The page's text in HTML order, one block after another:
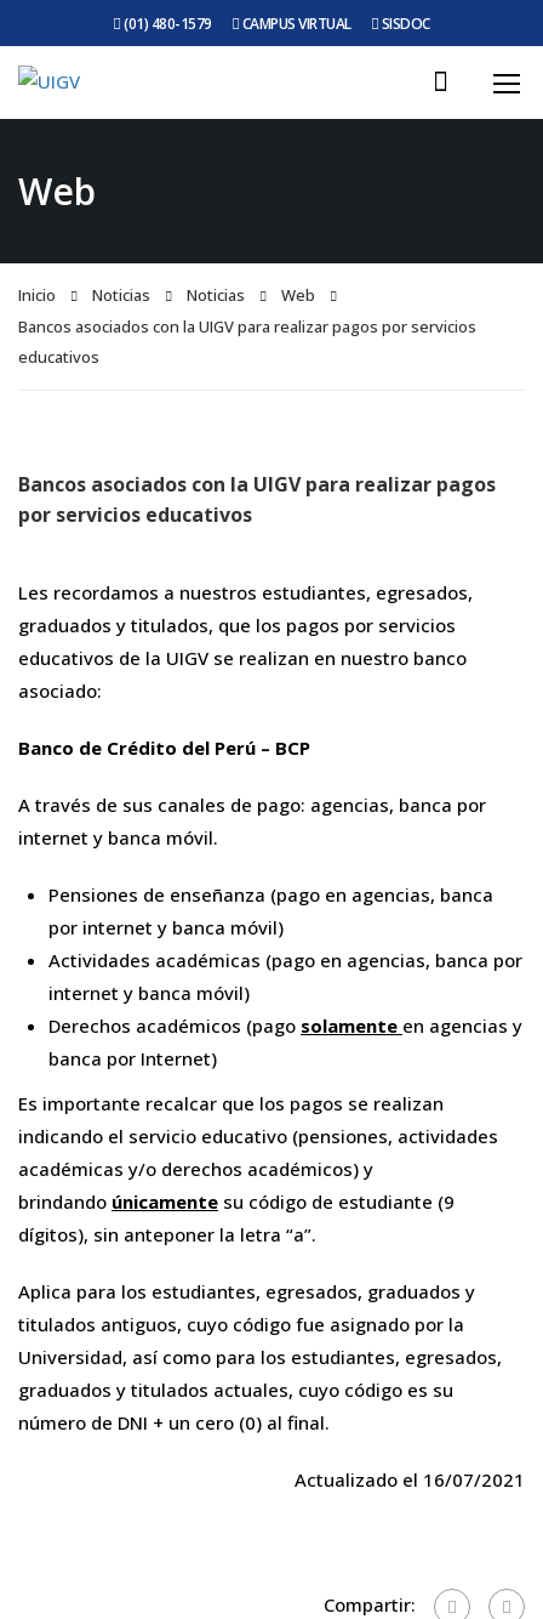
(01) 480-1579 CAMPUS VIRTUAL SISDOC
Web
Inicio Noticias Noticias
Web
Bancos asociados con la UIGV para realizar pagos por servicios
educativos
Bancos asociados con la UIGV para realizar pagos
por servicios educativos
Les recordamos a nuestros estudiantes, egresados,
graduados y titulados, que los pagos por servicios
educativos de la UIGV se realizan en nuestro banco
asociado:
Banco de Crédito del Perú – BCP
A través de sus canales de pago: agencias, banca por
internet y banca móvil.
Pensiones de enseñanza (pago en agencias, banca
por internet y banca móvil)
Actividades académicas (pago en agencias, banca por
internet y banca móvil)
Derechos académicos (pago solamente en agencias y
banca por Internet)
Es importante recalcar que los pagos se realizan
indicando el servicio educativo (pensiones, actividades
académicas y/o derechos académicos) y
brindando únicamente su código de estudiante (9
dígitos), sin anteponer la letra “a”.
Aplica para los estudiantes, egresados, graduados y
titulados antiguos, cuyo código fue asignado por la
Universidad, así como para los estudiantes, egresados,
graduados y titulados actuales, cuyo código es su
número de DNI + un cero (0) al final.
Actualizado el 16/07/2021
Compartir: